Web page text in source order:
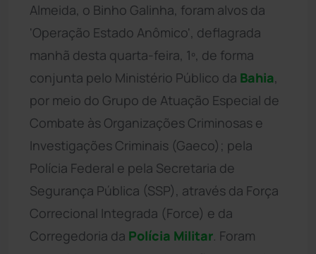
Almeida, o Binho Galinha, foram alvos da
'Operação Estado Anômico', deflagrada
manhã desta quarta-feira, 1º, de forma
conjunta pelo Ministério Público da Bahia,
por meio do Grupo de Atuação Especial de
Combate às Organizações Criminosas e
Investigações Criminais (Gaeco); pela
Polícia Federal e pela Secretaria de
Segurança Pública (SSP), através da Força
Correcional Integrada (Force) e da
Corregedoria da Polícia Militar . Foram